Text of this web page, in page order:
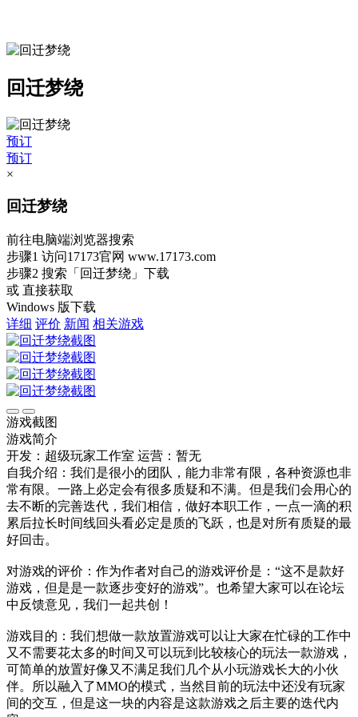
回迁梦绕
预订
预订
×
回迁梦绕
前往电脑端浏览器搜索
步骤1 访问17173官网 www.17173.com
步骤2 搜索 「回迁梦绕」 下载
或 直接获取
Windows 版下载
详细 评价 新闻 相关游戏
游戏截图
游戏简介
开发：超级玩家工作室 运营：暂无
自我介绍：我们是很小的团队，能力非常有限，各种资源也非
常有限。一路上必定会有很多质疑和不满。但是我们会用心的
去不断的完善迭代，我们相信，做好本职工作，一点一滴的积
累后拉长时间线回头看必定是质的飞跃，也是对所有质疑的最
好回击。
对游戏的评价：作为作者对自己的游戏评价是：“这不是款好
游戏，但是是一款逐步变好的游戏”。也希望大家可以在论坛
中反馈意见，我们一起共创！
游戏目的：我们想做一款放置游戏可以让大家在忙碌的工作中
又不需要花太多的时间又可以玩到比较核心的玩法一款游戏，
可简单的放置好像又不满足我们几个从小玩游戏长大的小伙
伴。所以融入了MMO的模式，当然目前的玩法中还没有玩家
间的交互，但是这一块的内容是这款游戏之后主要的迭代内